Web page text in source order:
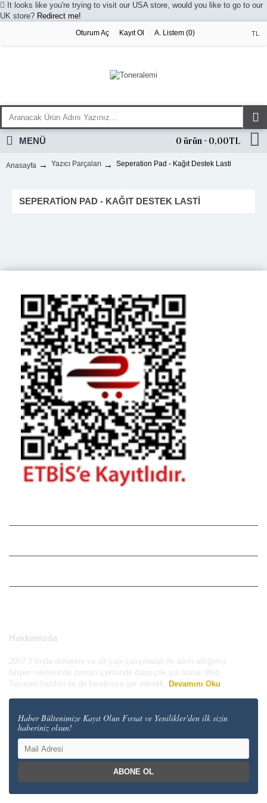
It looks like you're trying to visit our USA store, would you like to go to our
UK store? Redirect me!
TL
Oturum Aç Kayıt Ol A. Listem (0)
0 ürün - 0,00TL
MENÜ
Anasayfa Yazıcı Parçaları Seperation Pad - Kağıt Destek Lasti
SEPERATION PAD - KAĞIT DESTEK LASTI
Hakkımızda
2007 Yılında donanım ve alt yapı çalışmaları ile adım attığımız
bilişim sektöründe zaman içerisinde daha çok yol alarak Web
Tasarım-Yazılım ile de kendimize yer edindik.
Devamını Oku
Haber Bültenimize Kayıt Olun Fırsat ve Yenilikler'den ilk sizin
haberiniz olsun!
ABONE OL